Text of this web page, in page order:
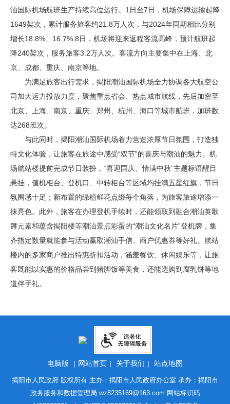
汕国际机场航班生产持续高位运行。1日至7日，机场保障运输起降
1649架次，累计服务旅客约21.8万人次，与2024年同期相比分别
增长18.8%、16.7%.8日，机场将迎来返程客流高峰，预计航班起
降240架次，服务旅客3.2万人次。客流方向主要集中在上海、北
京、成都、重庆、南京等地。
为满足旅客出行需求，揭阳潮汕国际机场全力协调各大航空公
司加大运力投放力度，聚焦重点省会、热点城市航线，先后加密至
北京、上海、南京、重庆、郑州、杭州、海口等城市航班，加班数
达268班次。
与此同时，揭阳潮汕国际机场着力营造浓厚节日氛围，打造独
特文化体验，让旅客在旅途中感受“双节”的喜庆与潮汕的魅力。机
场航站楼提前完成节日装扮，“喜迎国庆、情满中秋”主题标语醒目
悬挂，值机柜台、登机口、中转柜台等区域均挂满五星红旗，节日
氛围感十足；新布置的绿植鲜花点缀每个角落，为旅客旅途增添一
抹亮色。此外，旅客在办理登机手续时，还能领取到融合潮汕英歌
舞元素和蕴含揭阳楼等潮汕景点彩蛋的“潮汕文化名片”登机牌，集
齐指定数量就能参与活动赢取潮汕手信、商户优惠券等好礼。航站
楼内的多家商户推出特惠折扣活动，涵盖餐饮、休闲娱乐等，让旅
客既能以实惠的价格品尝到猪脚饭等美食，还能选购到腐乳饼等地
道伴手礼。
电脑版 | 网站首页 | 关于我们 | 站点地图
揭阳市人民政府 版权所有 主办：揭阳市人民政府办公室 承办：揭阳市
政务服务和数据管理局 wz8235169@163.com 网站标识码